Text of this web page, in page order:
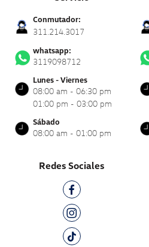
Conmutador:
311.214.3017
whatsapp:
3119098712
Lunes - Viernes
08:00 am - 06:30 pm
01:00 pm - 03:00 pm
Sábado
08:00 am - 01:00 pm
Redes Sociales